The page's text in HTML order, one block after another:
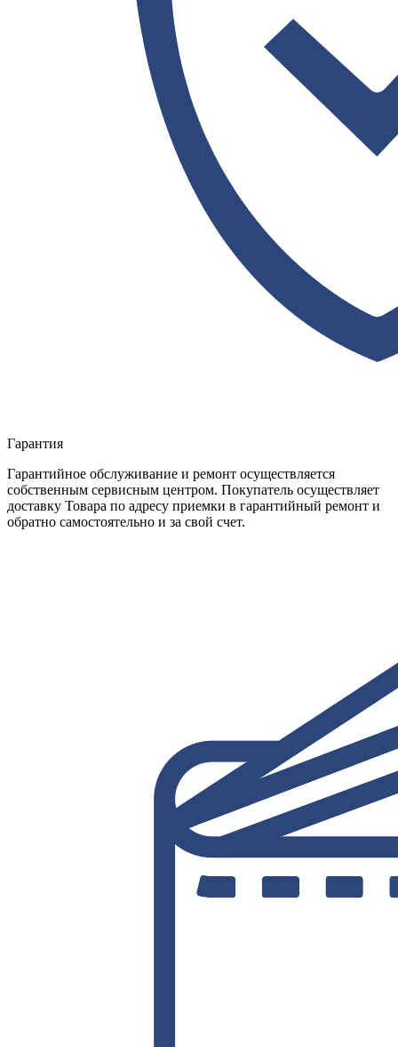
Гарантия
Гарантийное обслуживание и ремонт осуществляется
собственным сервисным центром. Покупатель осуществляет
доставку Товара по адресу приемки в гарантийный ремонт и
обратно самостоятельно и за свой счет.